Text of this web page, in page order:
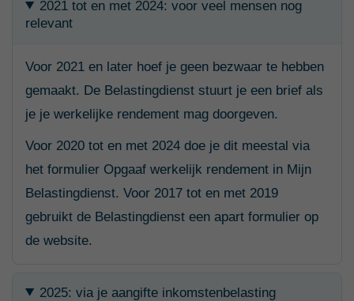
2021 tot en met 2024: voor veel mensen nog
relevant
Voor 2021 en later hoef je geen bezwaar te hebben
gemaakt. De Belastingdienst stuurt je een brief als
je je werkelijke rendement mag doorgeven.
Voor 2020 tot en met 2024 doe je dit meestal via
het formulier Opgaaf werkelijk rendement in Mijn
Belastingdienst. Voor 2017 tot en met 2019
gebruikt de Belastingdienst een apart formulier op
de website.
2025: via je aangifte inkomstenbelasting